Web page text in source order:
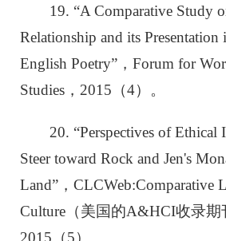
19. “A Comparative Study
Relationship and its Presentation
English Poetry”， Forum for
Studies ，2015（4）。
20. “Perspectives of Ethical
Steer toward Rock and Jen's
Land”，CLCWeb:Comparative
Culture （美国的A&HCI收录期